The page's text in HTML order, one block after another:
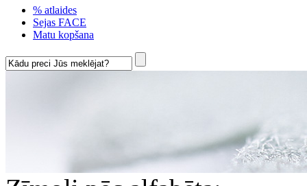
% atlaides
Sejas FACE
Matu kopšana